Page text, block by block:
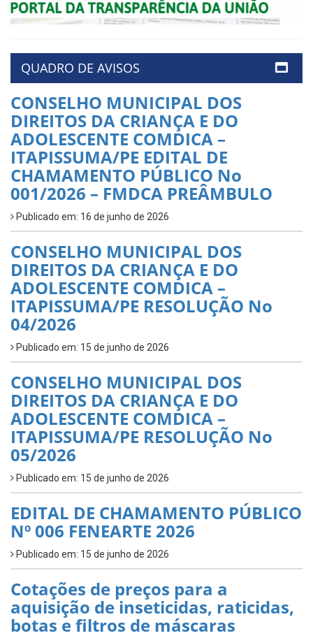
QUADRO DE AVISOS
CONSELHO MUNICIPAL DOS
DIREITOS DA CRIANÇA E DO
ADOLESCENTE COMDICA –
ITAPISSUMA/PE EDITAL DE
CHAMAMENTO PÚBLICO No
001/2026 – FMDCA PREÂMBULO
Publicado em: 16 de junho de 2026
CONSELHO MUNICIPAL DOS
DIREITOS DA CRIANÇA E DO
ADOLESCENTE COMDICA –
ITAPISSUMA/PE RESOLUÇÃO No
04/2026
Publicado em: 15 de junho de 2026
CONSELHO MUNICIPAL DOS
DIREITOS DA CRIANÇA E DO
ADOLESCENTE COMDICA –
ITAPISSUMA/PE RESOLUÇÃO No
05/2026
Publicado em: 15 de junho de 2026
EDITAL DE CHAMAMENTO PÚBLICO
Nº 006 FENEARTE 2026
Publicado em: 15 de junho de 2026
Cotações de preços para a
aquisição de inseticidas, raticidas,
botas e filtros de máscaras